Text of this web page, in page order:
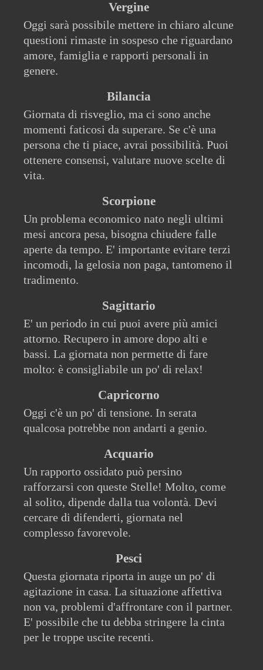
Vergine
Oggi sarà possibile mettere in chiaro alcune
questioni rimaste in sospeso che riguardano
amore, famiglia e rapporti personali in
genere.
Bilancia
Giornata di risveglio, ma ci sono anche
momenti faticosi da superare. Se c'è una
persona che ti piace, avrai possibilità. Puoi
ottenere consensi, valutare nuove scelte di
vita.
Scorpione
Un problema economico nato negli ultimi
mesi ancora pesa, bisogna chiudere falle
aperte da tempo. E' importante evitare terzi
incomodi, la gelosia non paga, tantomeno il
tradimento.
Sagittario
E' un periodo in cui puoi avere più amici
attorno. Recupero in amore dopo alti e
bassi. La giornata non permette di fare
molto: è consigliabile un po' di relax!
Capricorno
Oggi c'è un po' di tensione. In serata
qualcosa potrebbe non andarti a genio.
Acquario
Un rapporto ossidato può persino
rafforzarsi con queste Stelle! Molto, come
al solito, dipende dalla tua volontà. Devi
cercare di difenderti, giornata nel
complesso favorevole.
Pesci
Questa giornata riporta in auge un po' di
agitazione in casa. La situazione affettiva
non va, problemi d'affrontare con il partner.
E' possibile che tu debba stringere la cinta
per le troppe uscite recenti.